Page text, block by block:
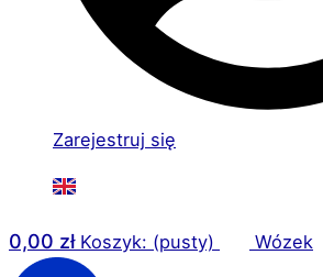
Zarejestruj się
0,00 zł Koszyk: (pusty) Wózek